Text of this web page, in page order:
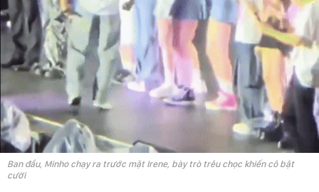
Ban đầu, Minho chạy ra trước mặt Irene, bày trò trêu chọc khiến cô bật
cười